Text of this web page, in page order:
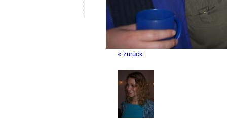
« zurück